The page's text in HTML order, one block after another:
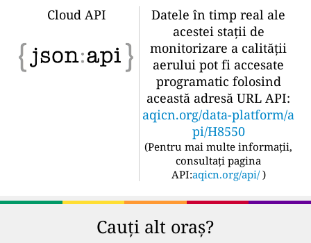
Cloud API
Datele în timp real ale
acestei stații de
monitorizare a calității
aerului pot fi accesate
programatic folosind
această adresă URL API:
aqicn.org/data-platform/a
pi/H8550
(Pentru mai multe informații,
consultați pagina
API:aqicn.org/api/ )
Cauți alt oraș?